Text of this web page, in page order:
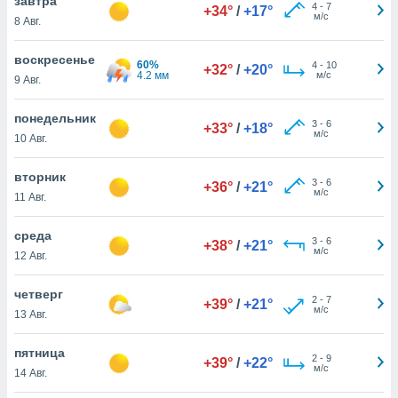
действия
на веб-
основе.
нашей
cookie
в
ВЫ
8 Авг.
+34° / +17° 4- 7
м/с
воскресенье
9 Авг.
60%
4.2 мм
+32° / +20° 4- 10
м/с
понедельник
10 Авг.
+33° / +18° 3- 6
м/с
вторник
11 Авг.
+36° / +21° 3- 6
м/с
среда
12 Авг.
+38° / +21° 3- 6
м/с
четверг
13 Авг.
+39° / +21° 2- 7
м/с
пятница
14 Авг.
+39° / +22° 2- 9
м/с